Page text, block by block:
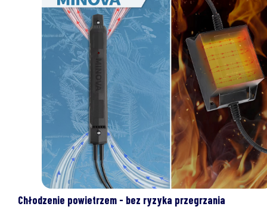
Chłodzenie powietrzem - bez ryzyka przegrzania